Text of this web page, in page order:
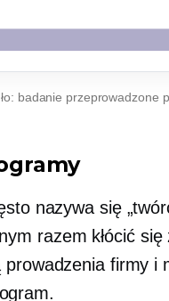
badanie przeprowadzone
nazywa się
razem kłócić
firmy i